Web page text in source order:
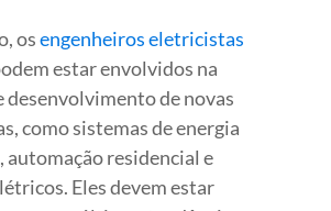
osengenheiros eletricistas
estar envolvidos na
desenvolvimento de novas
como sistemas de energia
automação residencial e
Eles devem estar